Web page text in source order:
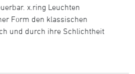
x.ring Leuchten
Form den klassischen
und durch ihre Schlichtheit